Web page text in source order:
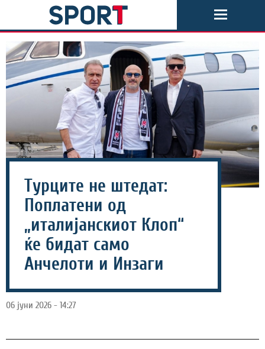
Tурците не штедат:
Поплатени од
„италијанскиот Клоп“
ќе бидат само
Анчелоти и Инзаги
06 јуни 2026 - 14:27